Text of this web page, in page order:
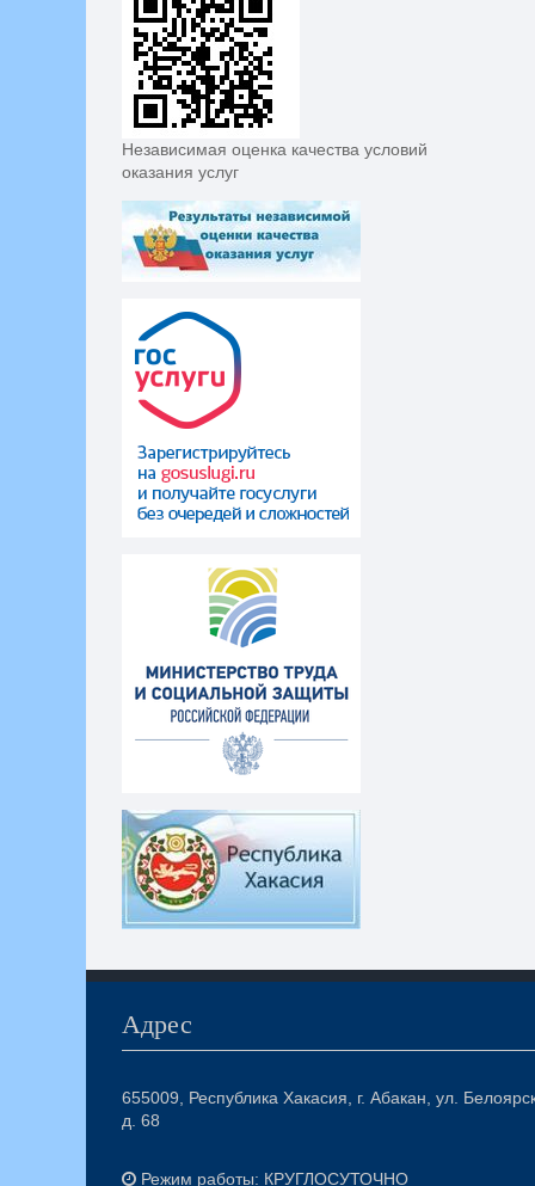
Независимая оценка качества условий
оказания услуг
Адрес
655009, Республика Хакасия, г. Абакан, ул.
д. 68
Режим работы: КРУГЛОСУТОЧНО